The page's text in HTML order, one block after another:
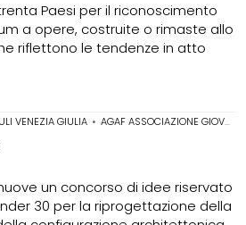
Paesi per il riconoscimento
a opere, costruite o rimaste allo
riflettono le tendenze in atto
VENEZIA GIULIA • AGAF ASSOCIAZIONE GIOVANI ARCHITETTI DI FERRARA
un concorso di idee riservato
30 per la riprogettazione della